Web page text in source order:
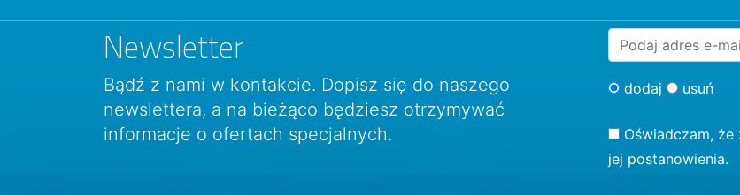
Newsletter
Bądź z nami w kontakcie. Dopisz się do naszego
newslettera, a na bieżąco będziesz otrzymywać
informacje o ofertach specjalnych.
dodaj usuń
Oświadczam, że
jej postanowienia.